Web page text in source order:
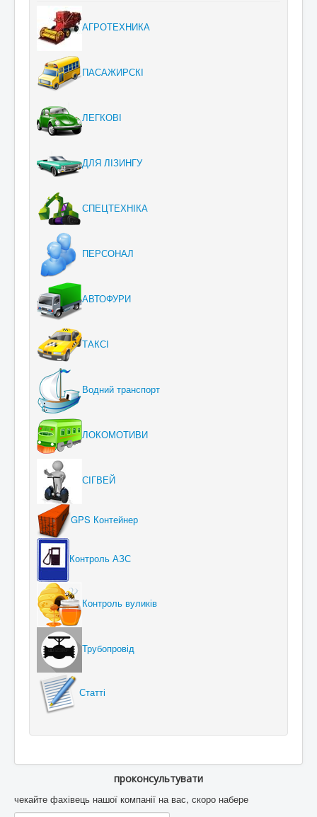
АГРОТЕХНИКА
ПАСАЖИРСКІ
ЛЕГКОВІ
ДЛЯ ЛІЗИНГУ
СПЕЦТЕХНІКА
ПЕРСОНАЛ
АВТОФУРИ
ТАКСІ
Водний транспорт
ЛОКОМОТИВИ
СІГВЕЙ
GPS Контейнер
Контроль АЗС
Контроль вуликів
Трубопровід
Статті
проконсультувати
чекайте фахівець нашої компанії на вас, скоро набере